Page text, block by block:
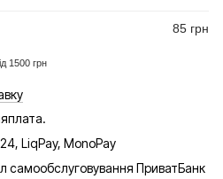
1500 грн
85 грн
LiqPay, MonoPay
самообслуговування ПриватБанк